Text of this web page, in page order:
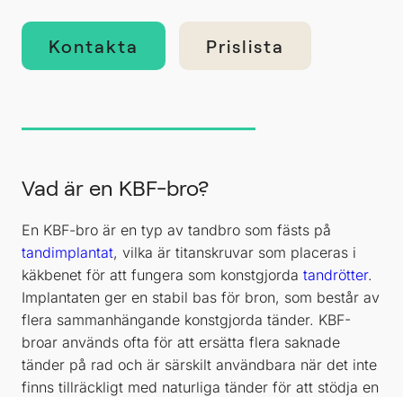
Kontakta Prislista
Vad är en KBF-bro?
En KBF-bro är en typ av tandbro som fästs på
tandimplantat, vilka är titanskruvar som placeras i
käkbenet för att fungera som konstgjorda tandrötter.
Implantaten ger en stabil bas för bron, som består av
flera sammanhängande konstgjorda tänder. KBF-
broar används ofta för att ersätta flera saknade
tänder på rad och är särskilt användbara när det inte
finns tillräckligt med naturliga tänder för att stödja en